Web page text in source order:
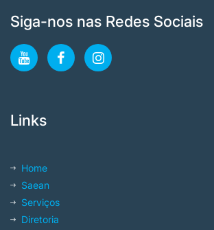
Siga-nos nas Redes Sociais
Links
Home
Saean
Serviços
Diretoria